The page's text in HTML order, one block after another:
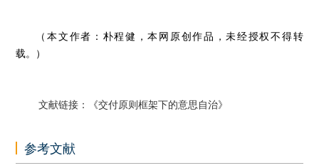
（本文作者：朴程健，本网原创作品，未经授权不得转
载。）
文献链接：《交付原则框架下的意思自治》
参考文献